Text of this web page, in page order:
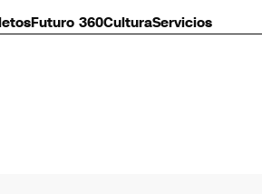
Futuro 360CulturaServicios